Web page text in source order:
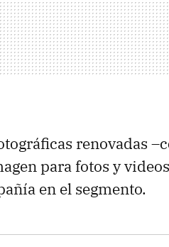
renovadas
para fotos y
en el segmento.